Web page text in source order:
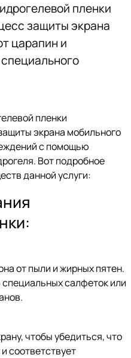
пленки
защиты экрана
царапин и
пленки
экрана мобильного
с помощью
Вот подробное
данной услуги:
от пыли и жирных пятен.
салфеток или
чтобы убедиться, что
соответствует